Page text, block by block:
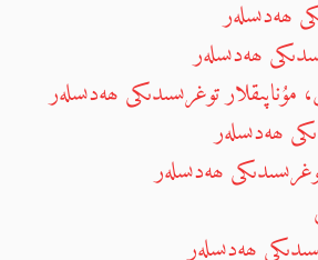
ھەدىسلەر
ھەدىسلەر
مۇناپىقلار توغرىسىدىكى ھەدىسلەر
ھەدىسلەر
ھەدىسلەر
ھەدىسلەر